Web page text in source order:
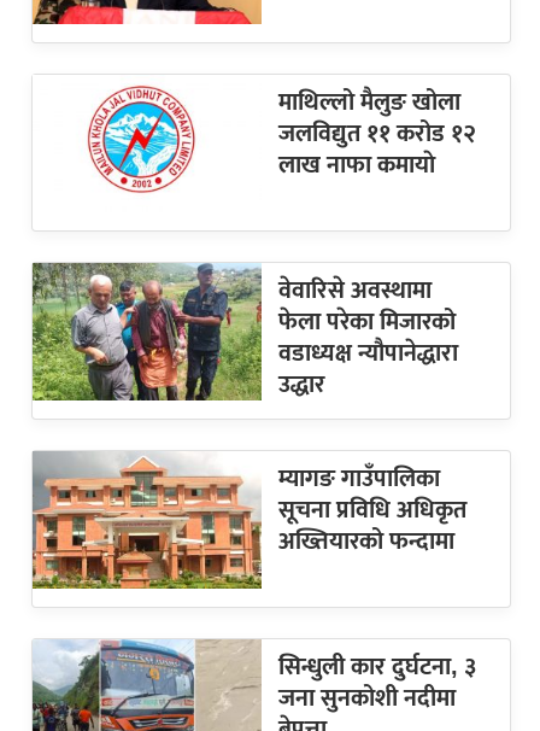
माथिल्लो मैलुङ खोला
जलविद्युत ११ करोड १२
लाख नाफा कमायाे
वेवारिसे अवस्थामा
फेला परेका मिजारको
वडाध्यक्ष न्यौपानेद्धारा
उद्धार
म्यागङ गाउँपालिका
सूचना प्रविधि अधिकृत
अख्तियारको फन्दामा
सिन्धुली कार दुर्घटना, ३
जना सुनकोशी नदीमा